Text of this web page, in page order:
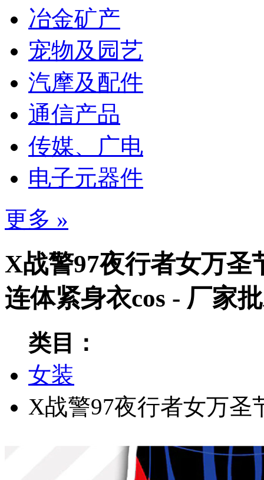
冶金矿产
宠物及园艺
汽摩及配件
通信产品
传媒、广电
电子元器件
更多 »
X战警97夜行者女万圣
连体紧身衣cos - 厂家
类目：
女装
X战警97夜行者女万圣